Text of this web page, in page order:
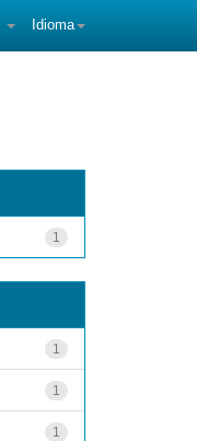
Idioma
1
1
1
1